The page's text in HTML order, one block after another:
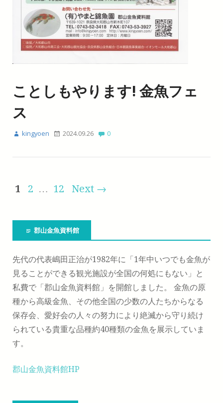
ことしもやります! 金魚フェ
ス
kingyoen 2024.09.26 0
1 2 … 12 Next →
郡山金魚資料館
先代の代表嶋田正治が1982年に「1年中いつでも金魚が
見ることができる観光施設が全国の何処にもない」と
私費で「郡山金魚資料館」を開館しました。 金魚の原
種から高級金魚、その他全国の少数の人たちからなる
保存会、愛好会の人々の努力により絶滅から守り続け
られている貴重な品種約40種類の金魚を展示していま
す。
郡山金魚資料館HP